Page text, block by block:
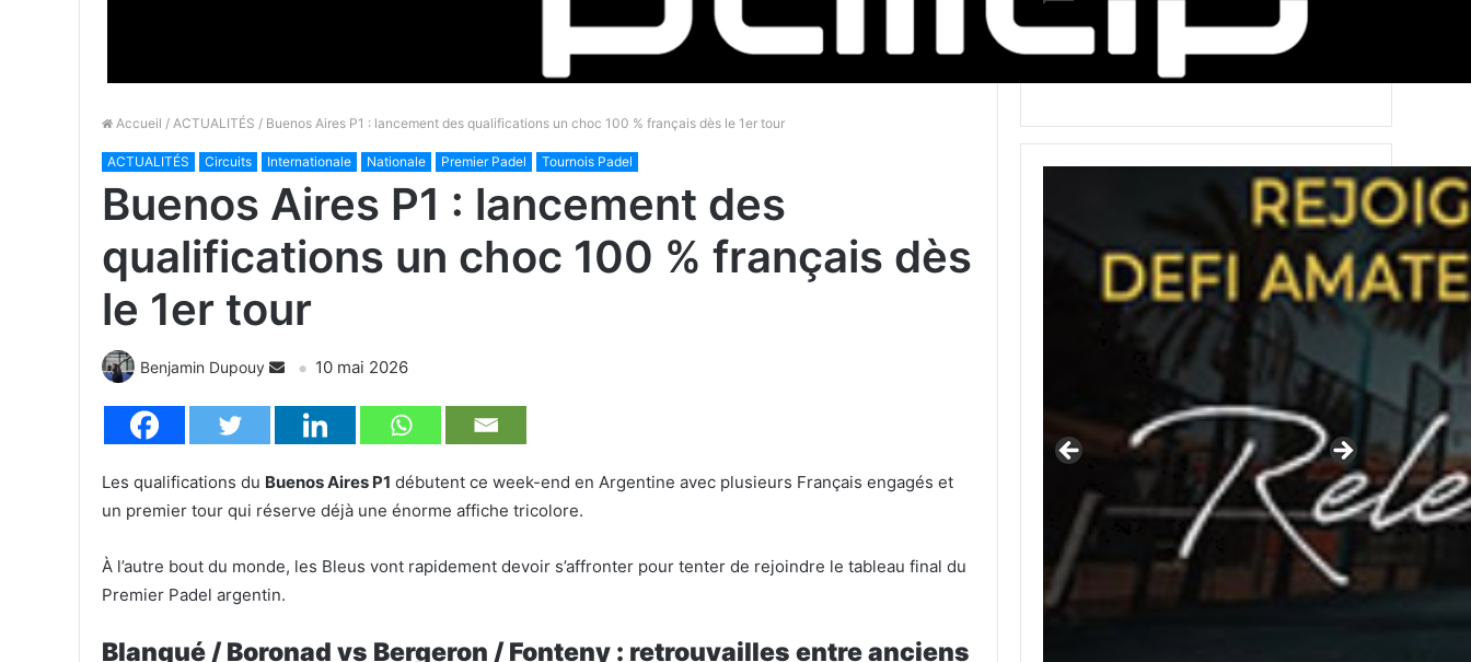
Accueil / ACTUALITÉS / Buenos Aires P1 : lancement des qualifications un choc 100 % français dès le 1er tour
ACTUALITÉS Circuits Internationale Nationale Premier Padel Tournois Padel
Buenos Aires P1 : lancement des
qualifications un choc 100 % français dès
le 1er tour
Benjamin Dupouy 10 mai 2026
Les qualifications du Buenos Aires P1 débutent ce week-end en Argentine avec plusieurs Français engagés et
un premier tour qui réserve déjà une énorme affiche tricolore.
À l’autre bout du monde, les Bleus vont rapidement devoir s’affronter pour tenter de rejoindre le tableau final du
Premier Padel argentin.
Blanqué / Boronad vs Bergeron / Fonteny : retrouvailles entre anciens